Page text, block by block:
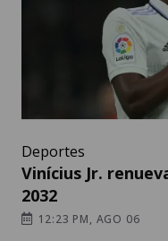
Deportes
Vinícius Jr.
2032
12:23 PM, AGO 06